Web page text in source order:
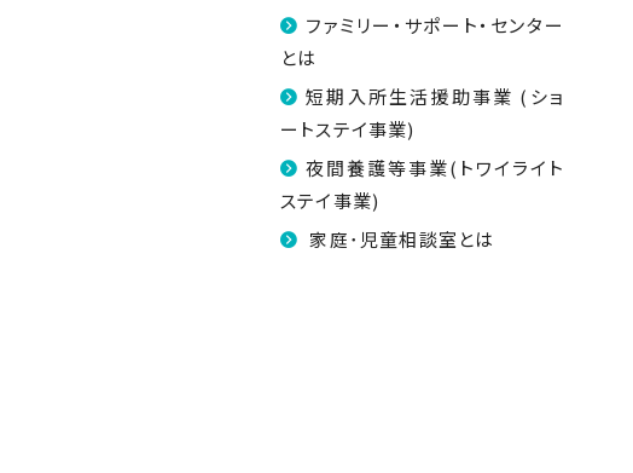
ファミリー・サポート・センター
とは
短期入所生活援助事業 (ショ
ートステイ事業)
夜間養護等事業(トワイライト
ステイ事業)
家庭･児童相談室とは